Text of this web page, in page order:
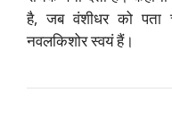
है, जब वंशीधर को पता
नवलकिशोर स्वयं हैं।